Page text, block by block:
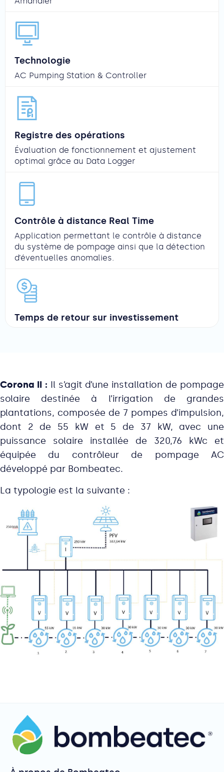
Technologie
AC Pumping Station & Controller
Registre des opérations
Évaluation de fonctionnement et ajustement
optimal grâce au Data Logger
Contrôle à distance Real Time
Application permettant le contrôle à distance
du système de pompage ainsi que la détection
d’éventuelles anomalies.
Temps de retour sur investissement
Corona II : Il s’agit d’une installation de pompage
solaire destinée à l’irrigation de grandes
plantations, composée de 7 pompes d’impulsion,
dont 2 de 55 kW et 5 de 37 kW, avec une
puissance solaire installée de 320,76 kWc et
équipée du contrôleur de pompage AC
développé par Bombeatec.
La typologie est la suivante :